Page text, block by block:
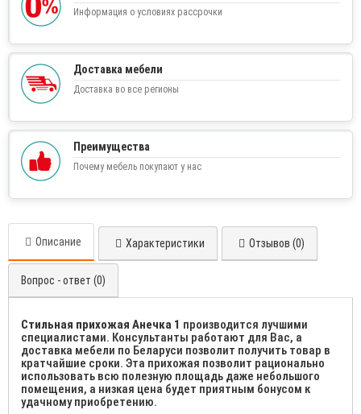
Информация о условиях рассрочки
Доставка мебели
Доставка во все регионы
Преимущества
Почему мебель покупают у нас
Описание Характеристики Отзывов (0)
Вопрос - ответ (0)
Стильная прихожая Анечка 1 производится лучшими
специалистами. Консультанты работают для Вас, а
доставка мебели по Беларуси позволит получить товар в
кратчайшие сроки. Эта прихожая позволит рационально
использовать всю полезную площадь даже небольшого
помещения, а низкая цена будет приятным бонусом к
удачному приобретению.